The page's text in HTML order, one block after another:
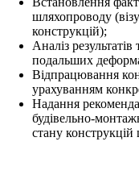
шляхопроводу
конструкцій);
Аналіз
подальших
Відпрацювання
урахуванням
Надання
будівельно-
стану